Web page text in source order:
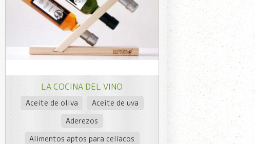
LA COCINA DEL VINO
Aceite de oliva
Aceite de uva
Aderezos
Alimentos aptos para celíacos